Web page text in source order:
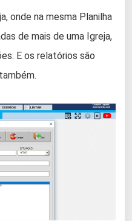
onde na mesma Planilha
de mais de uma Igreja,
E os relatórios são